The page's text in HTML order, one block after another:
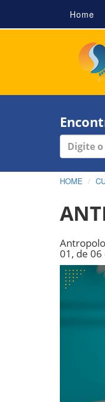
Home
HOME
01, de